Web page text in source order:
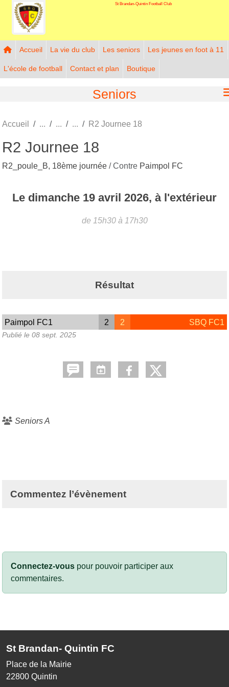
St Brandan-Quintin Football Club
Accueil La vie du club Les seniors Les jeunes en foot à 11
L'école de football Contact et plan Boutique
Seniors
Accueil R2 Journee 18
R2 Journee 18
R2_poule_B, 18ème journée / Contre Paimpol FC
Le dimanche 19 avril 2026, à l'extérieur
de 15h30 à 17h30
Résultat
Paimpol FC1 2 2 SBQ FC1
Publié le 08 sept. 2025
Seniors A
Commentez l’évènement
Connectez-vous pour pouvoir participer aux
commentaires.
St Brandan- Quintin FC
Place de la Mairie
22800 Quintin
Panneau de gestion des cookies